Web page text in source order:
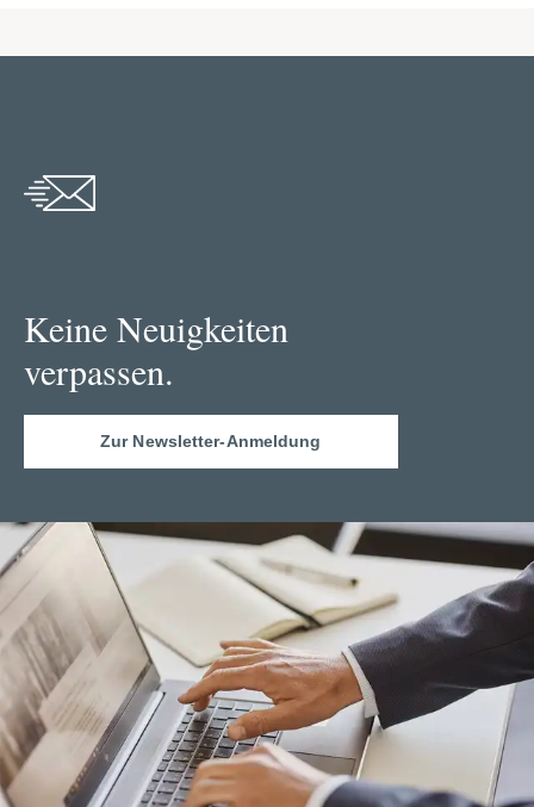
Keine Neuigkeiten
verpassen.
Zur Newsletter-Anmeldung